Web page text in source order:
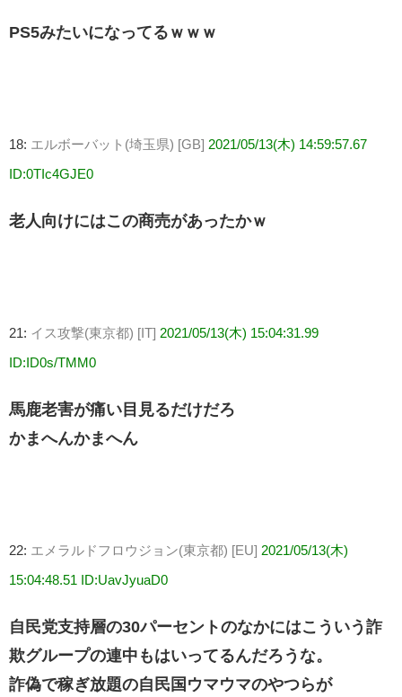
PS5みたいになってるｗｗｗ
18: エルボーバット(埼玉県) [GB] 2021/05/13(木) 14:59:57.67
ID:0TIc4GJE0
老人向けにはこの商売があったかｗ
21: イス攻撃(東京都) [IT] 2021/05/13(木) 15:04:31.99
ID:ID0s/TMM0
馬鹿老害が痛い目見るだけだろ
かまへんかまへん
22: エメラルドフロウジョン(東京都) [EU] 2021/05/13(木)
15:04:48.51 ID:UavJyuaD0
自民党支持層の30パーセントのなかにはこういう詐
欺グループの連中もはいってるんだろうな。
詐偽で稼ぎ放題の自民国ウマウマのやつらが